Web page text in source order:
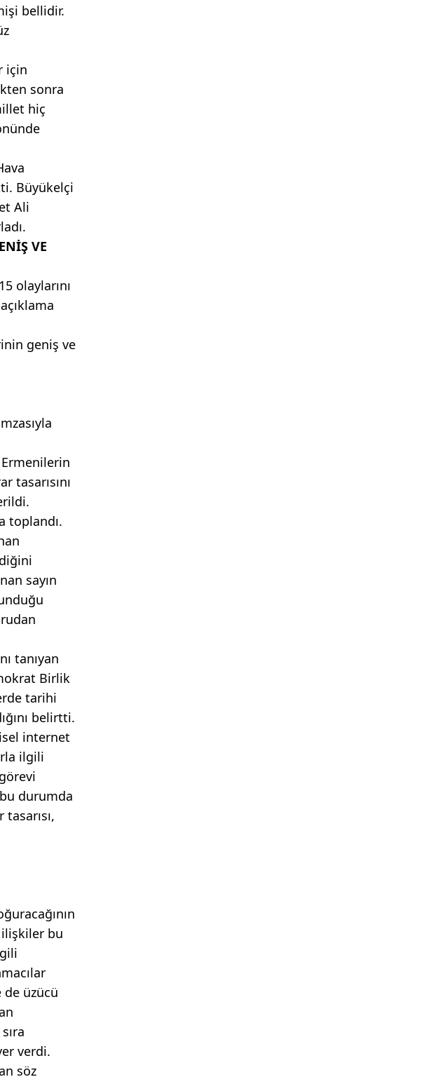
bellidir.
için
sonra
hiç
Büyükelçi
Ali
VE
olaylarını
geniş ve
tasarısını
toplandı.
sayın
tanıyan
Birlik
tarihi
belirtti.
internet
ilgili
durumda
bu
üzücü
verdi.
söz